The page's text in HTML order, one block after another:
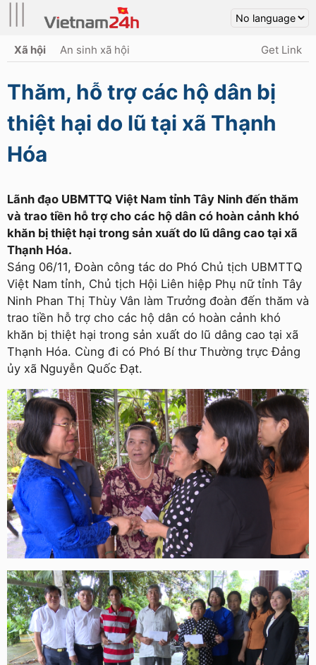
Xã hội An sinh xã hội Get Link
Thăm, hỗ trợ các hộ dân bị
thiệt hại do lũ tại xã Thạnh
Hóa
Lãnh đạo UBMTTQ Việt Nam tỉnh Tây Ninh đến thăm
và trao tiền hỗ trợ cho các hộ dân có hoàn cảnh khó
khăn bị thiệt hại trong sản xuất do lũ dâng cao tại xã
Thạnh Hóa.
Sáng 06/11, Đoàn công tác do Phó Chủ tịch UBMTTQ
Việt Nam tỉnh, Chủ tịch Hội Liên hiệp Phụ nữ tỉnh Tây
Ninh Phan Thị Thùy Vân làm Trưởng đoàn đến thăm và
trao tiền hỗ trợ cho các hộ dân có hoàn cảnh khó
khăn bị thiệt hại trong sản xuất do lũ dâng cao tại xã
Thạnh Hóa. Cùng đi có Phó Bí thư Thường trực Đảng
ủy xã Nguyễn Quốc Đạt.